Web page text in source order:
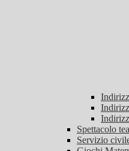
Spettacolo
Servizio